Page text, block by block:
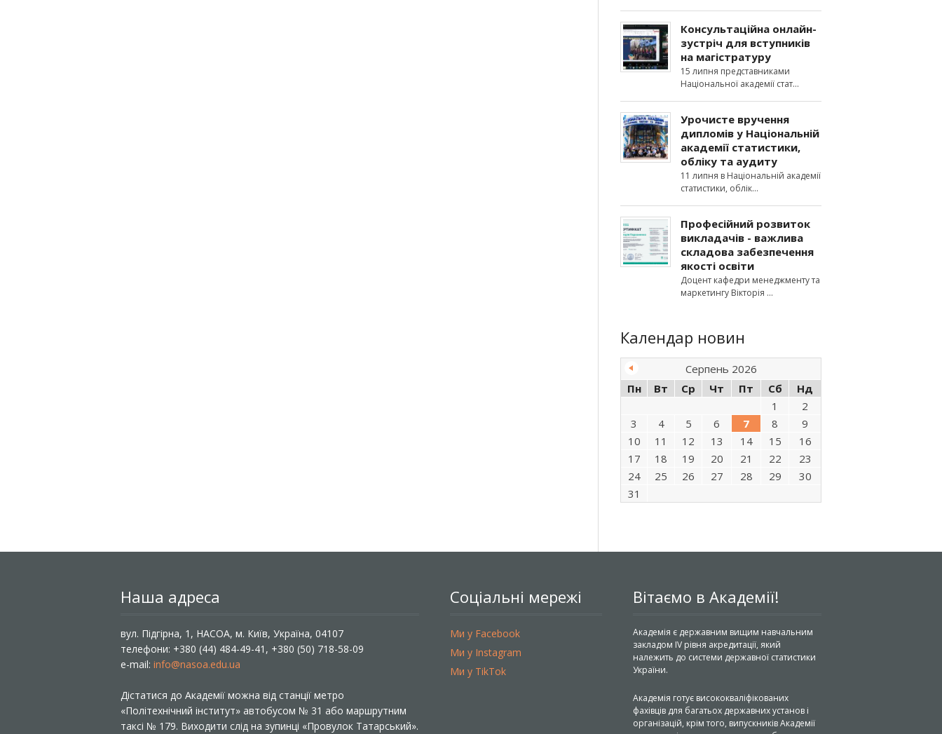
Консультаційна онлайн-
зустріч для вступників
на магістратуру
15 липня представниками
Національної академії стат
Урочисте вручення
дипломів у Національній
академії статистики,
обліку та аудиту
11 липня в Національній академії
статистики, облік
Професійний розвиток
викладачів - важлива
складова забезпечення
якості освіти
Доцент кафедри менеджменту та
маркетингу Вікторія
Календар новин
Серпень 2026
Пн
Вт Ср Чт Пт Сб
Нд
1
2
3
4 5 6 7 8
9
10
11 12 13 14 15
16
17
18 19 20 21 22
23
24
25 26 27 28 29
30
31
Наша адреса
вул. Підгірна, 1, НАСОА, м. Київ, Україна, 04107
телефони: +380 (44) 484-49-41, +380 (50) 718-58-09
e-mail: info@nasoa.edu.ua
Дістатися до Академії можна від станції метро
«Політехнічний інститут» автобусом № 31 або маршрутним
таксі № 179. Виходити слід на зупинці «Провулок Татарський».
Соціальні мережі
Ми у Facebook
Ми у Instagram
Ми у TikTok
Вітаємо в Академії!
Академія є державним вищим навчальним
закладом IV рівня акредитації, який
належить до системи державної статистики
України.
Академія готує висококваліфікованих
фахівців для багатьох державних установ і
організацій, крім того, випускників Академії